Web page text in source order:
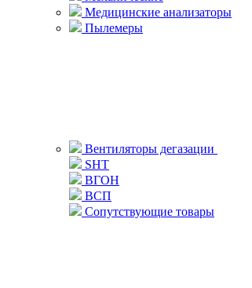
Медицинские анализаторы
Пылемеры
Вентиляторы дегазации
SHT
ВГОН
ВСП
Сопутствующие товары